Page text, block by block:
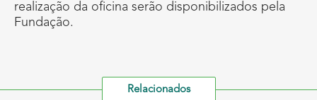
realização da oficina serão disponibilizados pela
Fundação.
Relacionados